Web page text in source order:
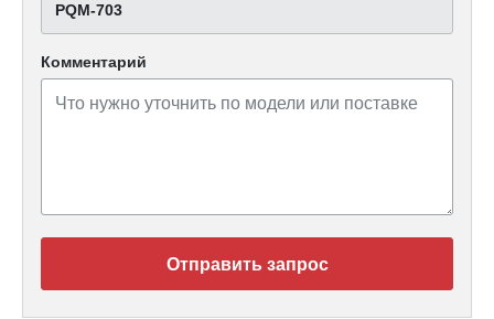
PQM-703
Комментарий
Отправить запрос